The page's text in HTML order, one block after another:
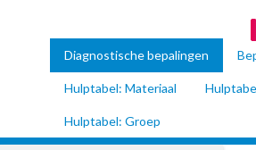
Diagnostische bepalingen
Hulptabel: Materiaal
Hulptabel: Groep